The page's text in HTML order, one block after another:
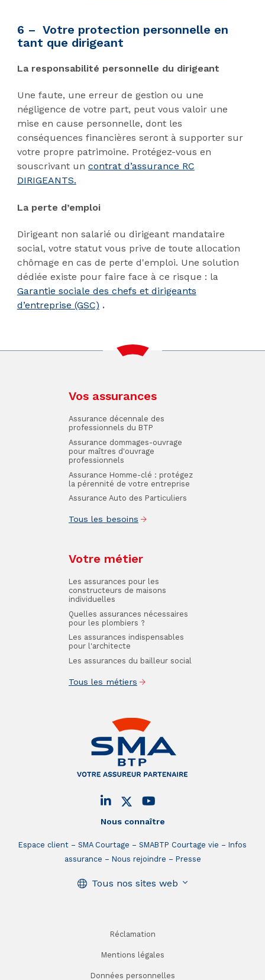
6 – Votre protection personnelle en
tant que dirigeant
La responsabilité personnelle du dirigeant
Une faute, une erreur de gestion ou une
négligence de votre part, peut vous valoir une
mise en cause personnelle, dont les
conséquences financières seront à supporter sur
votre propre patrimoine. Protégez-vous en
souscrivant un contrat d’assurance RC
DIRIGEANTS.
La perte d’emploi
Dirigeant non salarié ou dirigeant mandataire
social, votre statut vous prive de toute allocation
chômage en cas de perte d'emploi. Une solution
dédiée existe pour faire face à ce risque : la
Garantie sociale des chefs et dirigeants
d’entreprise (GSC) .
Nous connaître
Espace client SMA Courtage SMABTP Courtage vie
Infos
assurance
Nous rejoindre Presse
Tous nos sites web
Vos assurances
Assurance décennale des
professionnels du BTP
Assurance dommages-ouvrage
pour maîtres d'ouvrage
professionnels
Assurance Homme-clé : protégez
la pérennité de votre entreprise
Assurance Auto des Particuliers
Tous les besoins
Votre métier
Les assurances pour les
constructeurs de maisons
individuelles
Quelles assurances nécessaires
pour les plombiers ?
Les assurances indispensables
pour l'architecte
Les assurances du bailleur social
Tous les métiers
Réclamation
Mentions légales
Données personnelles